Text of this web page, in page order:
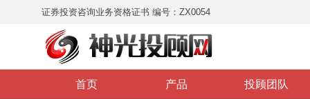
证券投资咨询业务资格证书 编号：ZX0054
首页 产品 投顾团队